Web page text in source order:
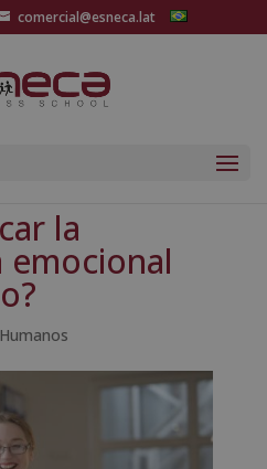
comercial@esneca.lat
la
emocional